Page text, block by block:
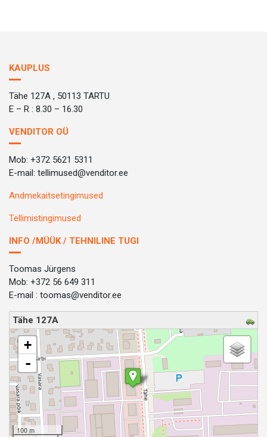
KAUPLUS
Tähe 127A , 50113 TARTU
E – R : 8.30 – 16.30
VENDITOR OÜ
Mob: +372 5621 5311
E-mail: tellimused@venditor.ee
Andmekaitsetingimused
Tellimistingimused
INFO /MÜÜK / TEHNILINE TUGI
Toomas Jürgens
Mob: +372 56 649 311
E-mail : toomas@venditor.ee
Tähe 127A
loading map - please wait...
+
-
100 m